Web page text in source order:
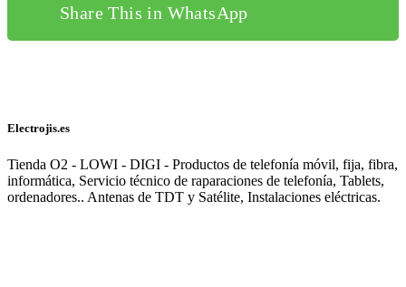
Share This in WhatsApp
Electrojis.es
Tienda O2 - LOWI - DIGI - Productos de telefonía móvil, fija, fibra,
informática, Servicio técnico de raparaciones de telefonía, Tablets,
ordenadores.. Antenas de TDT y Satélite, Instalaciones eléctricas.